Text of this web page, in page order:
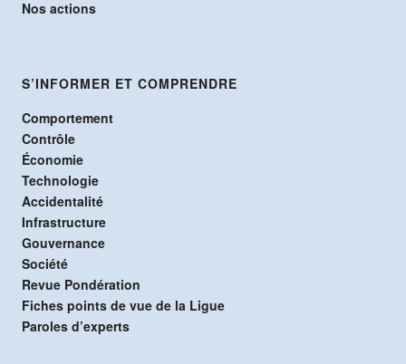
Nos actions
S’INFORMER ET COMPRENDRE
Comportement
Contrôle
Économie
Technologie
Accidentalité
Infrastructure
Gouvernance
Société
Revue Pondération
Fiches points de vue de la Ligue
Paroles d’experts